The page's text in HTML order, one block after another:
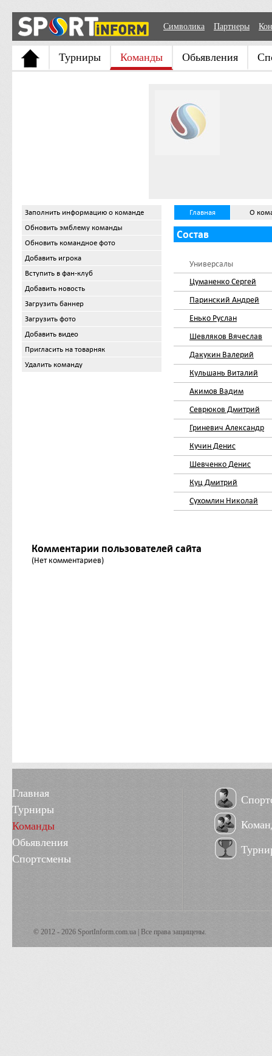
Символика Партнеры
Турниры Команды Обьявления
Заполнить информацию о команде
Обновить эмблему команды
Обновить командное фото
Добавить игрока
Вступить в фан-клуб
Добавить новость
Загрузить баннер
Загрузить фото
Добавить видео
Пригласить на товарняк
Удалить команду
Главная О
Состав
Универсалы
Цуманенко Сергей
Паринский Андрей
Енько Руслан
Шевляков Вячеслав
Дакукин Валерий
Кульшань Виталий
Акимов Вадим
Севрюков Дмитрий
Гриневич Александр
Кучин Денис
Шевченко Денис
Куц Дмитрий
Сухомлин Николай
Комментарии пользователей сайта
(Нет комментариев)
Главная
Турниры
Команды
Обьявления
Спортсмены
© 2012 - 2026 SportInform.com.ua | Все права защищены.